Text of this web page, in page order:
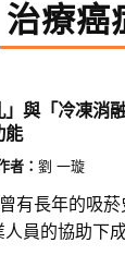
治療癌
與「冷凍消
能
者： 劉 一璇
有長年的吸
員的協助下